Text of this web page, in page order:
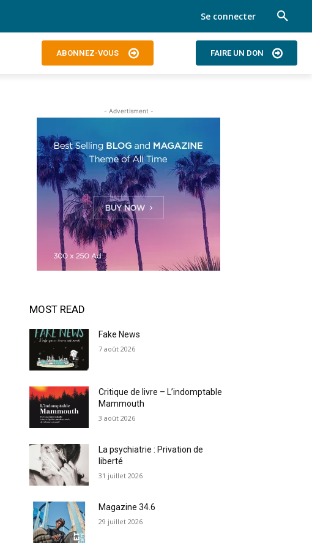
Se connecter
ABONNEZ-VOUS FAIRE UN DON
- Advertisment -
MOST READ
Fake News
7 août 2026
Critique de livre – L’indomptable
Mammouth
3 août 2026
La psychiatrie : Privation de
liberté
31 juillet 2026
Magazine 34.6
29 juillet 2026